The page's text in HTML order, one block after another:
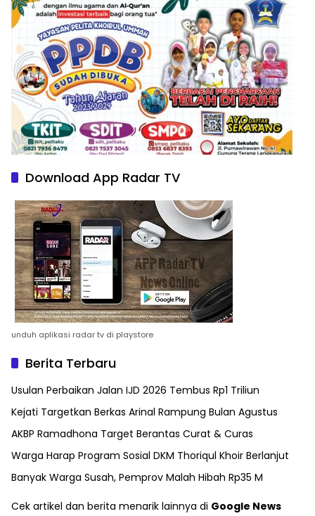
Download App Radar TV
unduh aplikasi radar tv di playstore
Berita Terbaru
Usulan Perbaikan Jalan IJD 2026 Tembus Rp1 Triliun
Kejati Targetkan Berkas Arinal Rampung Bulan Agustus
AKBP Ramadhona Target Berantas Curat & Curas
Warga Harap Program Sosial DKM Thoriqul Khoir Berlanjut
Banyak Warga Susah, Pemprov Malah Hibah Rp35 M
Cek artikel dan berita menarik lainnya di Google News